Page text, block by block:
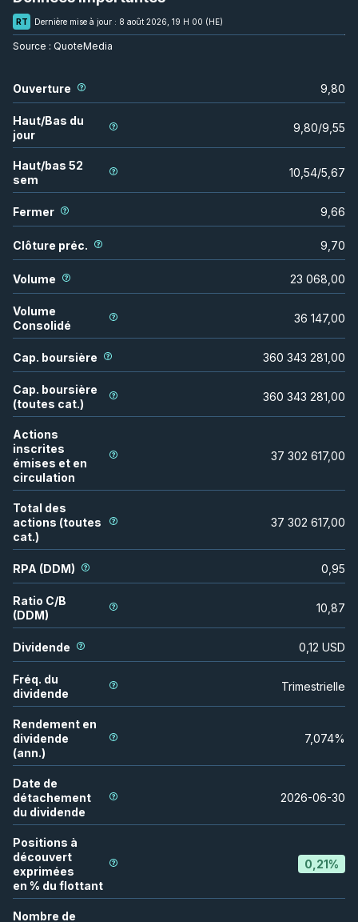
RT Dernière mise à jour : 8 août 2026, 19 H 00 (HE)
Source : QuoteMedia
Ouverture 9,80
Haut/Bas du
jour
9,80/9,55
Haut/bas 52
sem
10,54/5,67
Fermer 9,66
Clôture préc. 9,70
Volume 23 068,00
Volume
Consolidé
36 147,00
Cap. boursière 360 343 281,00
Cap. boursière
(toutes cat.)
360 343 281,00
Actions
inscrites
émises et en
circulation
37 302 617,00
Total des
actions (toutes
cat.)
37 302 617,00
RPA (DDM) 0,95
Ratio C/B
(DDM)
10,87
Dividende 0,12 USD
Fréq. du
dividende
Trimestrielle
Rendement en
dividende
(ann.)
7,074%
Date de
détachement
du dividende
2026-06-30
Positions à
découvert
exprimées
en % du flottant
0,21%
Nombre de